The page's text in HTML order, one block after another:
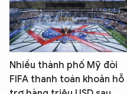
Nhiều thành phố Mỹ đòi
FIFA thanh toán khoản hỗ